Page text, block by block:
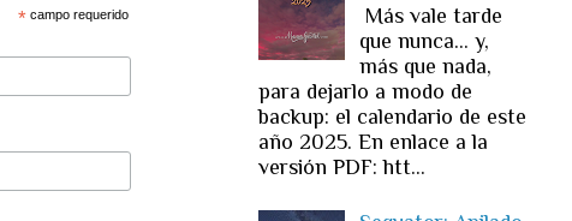
*campo requerido
Más vale tarde
que nunca... y,
más que nada,
para dejarlo a modo de
backup: el calendario de este
año 2025. En enlace a la
versión PDF: htt...